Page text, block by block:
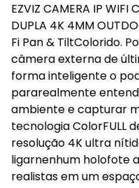
EZVIZ CAMERA IP WIFI
DUPLA 4K 4MM
Fi Pan & TiltColorido.
câmera externa de
forma inteligente o
pararealmente
ambiente e capturar
tecnologia ColorFULL
resolução 4K ultra
ligarnenhum holofote
realistas em um